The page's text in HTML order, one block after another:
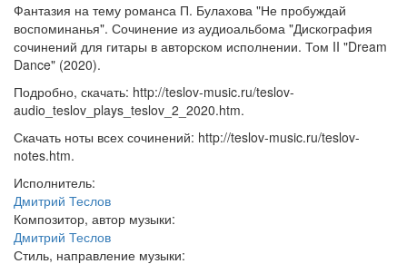
Фантазия на тему романса П. Булахова "Не пробуждай
воспоминанья". Сочинение из аудиоальбома "Дискография
сочинений для гитары в авторском исполнении. Том II "Dream
Dance" (2020).
Подробно, скачать: http://teslov-music.ru/teslov-
audio_teslov_plays_teslov_2_2020.htm.
Скачать ноты всех сочинений: http://teslov-music.ru/teslov-
notes.htm.
Исполнитель:
Дмитрий Теслов
Композитор, автор музыки:
Дмитрий Теслов
Стиль, направление музыки: